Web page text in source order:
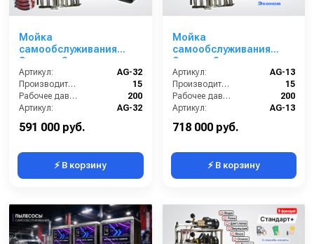
Мойка
самообслуживания
Элеганс 2 поста
Артикул:
AG-32
Производительность (л/мин):
15
Рабочее давление (бар):
200
Артикул:
AG-32
591 000 руб.
⚡ В корзину
Мойка
самообслуживания
Эконом 3 поста
Артикул:
AG-13
Производительность (л/мин):
15
Рабочее давление (бар):
200
Артикул:
AG-13
718 000 руб.
⚡ В корзину